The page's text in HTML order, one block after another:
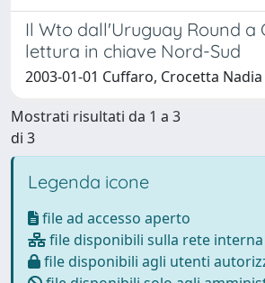
Il Wto dall'Uruguay Round a
lettura in chiave Nord-Sud
2003-01-01 Cuffaro, Crocetta Nadia
Mostrati risultati da 1 a 3
di 3
Legenda icone
file ad accesso aperto
file disponibili sulla rete interna
file disponibili agli utenti